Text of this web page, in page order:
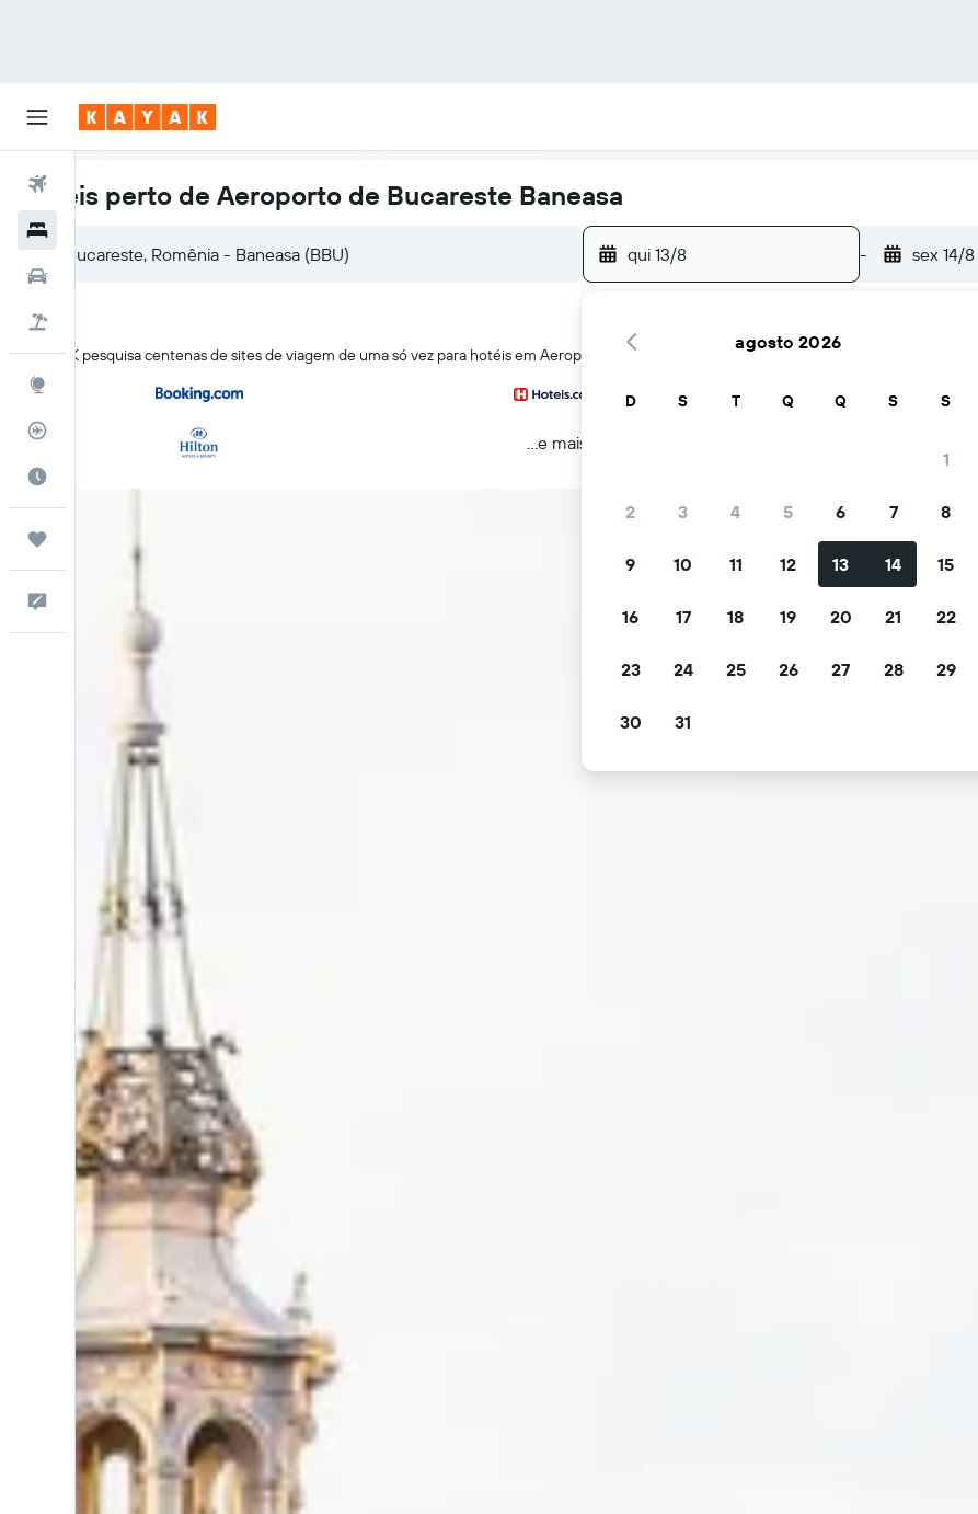
Voos
Rastreador de voos
Hotéis perto de Aeroporto de Bucareste Baneasa
qui 13/8 - sex 14/8
O KAYAK pesquisa centenas de sites de viagem de uma só vez para hotéis em Aeroporto de Bucareste BaneasaAeroporto de Bucareste Baneasa
...e mais
agosto 2026
D S T Q Q S S
1
2 3 4 5 6 7 8
9 10 11 12 13 14 15
16 17 18 19 20 21 22
23 24 25 26 27 28 29
30 31